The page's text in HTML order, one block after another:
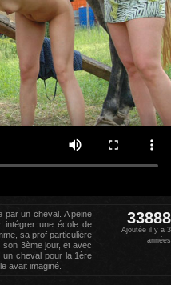
par un cheval. A peine
intégrer une école de
sa prof particulière
3ème jour, et avec
un cheval pour la 1ère
avait imaginé.
33888
Ajoutée il y a 3
années